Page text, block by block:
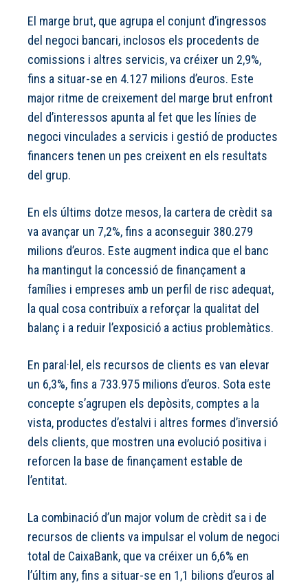
El marge brut, que agrupa el conjunt d’ingressos
del negoci bancari, inclosos els procedents de
comissions i altres servicis, va créixer un 2,9%,
fins a situar-se en 4.127 milions d’euros. Este
major ritme de creixement del marge brut enfront
del d’interessos apunta al fet que les línies de
negoci vinculades a servicis i gestió de productes
financers tenen un pes creixent en els resultats
del grup.
En els últims dotze mesos, la cartera de crèdit sa
va avançar un 7,2%, fins a aconseguir 380.279
milions d’euros. Este augment indica que el banc
ha mantingut la concessió de finançament a
famílies i empreses amb un perfil de risc adequat,
la qual cosa contribuïx a reforçar la qualitat del
balanç i a reduir l’exposició a actius problemàtics.
En paral·lel, els recursos de clients es van elevar
un 6,3%, fins a 733.975 milions d’euros. Sota este
concepte s’agrupen els depòsits, comptes a la
vista, productes d’estalvi i altres formes d’inversió
dels clients, que mostren una evolució positiva i
reforcen la base de finançament estable de
l’entitat.
La combinació d’un major volum de crèdit sa i de
recursos de clients va impulsar el volum de negoci
total de CaixaBank, que va créixer un 6,6% en
l’últim any, fins a situar-se en 1,1 bilions d’euros al